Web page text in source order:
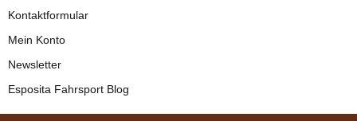
Kontaktformular
Mein Konto
Newsletter
Esposita Fahrsport Blog